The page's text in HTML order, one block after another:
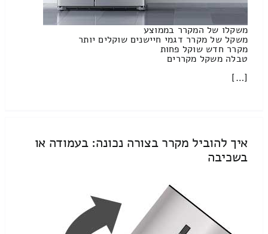
משקלו של המקרר בממוצע
משקל של מקרר דגמי חיישנים שוקלים יותר
מקרר חדש שוקל פחות
טבלה משקל מקררים
[…]
איך להוביל מקרר בצורה נכונה: בעמודה או
בשכיבה